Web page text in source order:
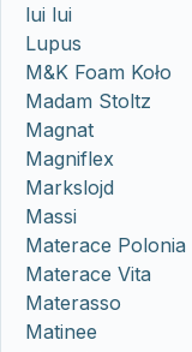
lui lui
Lupus
M&K Foam Koło
Madam Stoltz
Magnat
Magniflex
Markslojd
Massi
Materace Polonia
Materace Vita
Materasso
Matinee